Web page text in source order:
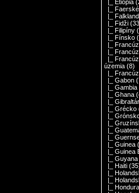
|_ Etiópia
|_
|_
|_ Fidži
|_ Filipíny
|_ Fínsko
|_
|_
|_
územia (8)
|_
|_ Gabon
|_ Gambia
|_ Ghana
|_ Gibraltár
|_ Grécko
|_
|_
|_
|_
|_ Guinea
|_ Guinea
|_ Guyana
|_ Haiti
|_
|_
|_